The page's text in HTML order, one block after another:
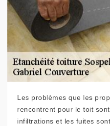
Les problèmes que les
rencontrent pour le toit
infiltrations et les fuites